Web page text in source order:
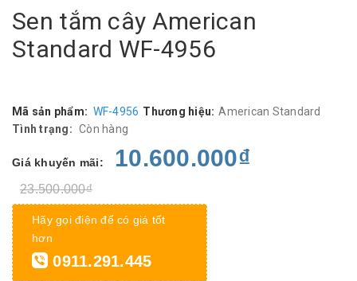
Sen tắm cây American
Standard WF-4956
Mã sản phẩm: WF-4956 Thương hiệu: American Standard
Tình trạng: Còn hàng
Giá khuyến mãi: 10.600.000₫
23.500.000₫
Hãy gọi điện để có giá tốt
hơn
0911.291.445